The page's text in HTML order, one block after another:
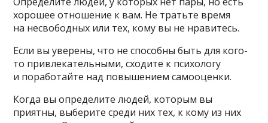
хорошее отношение к вам. Не тратьте время
на несвободных или тех, кому вы не нравитесь.
Если вы уверены, что не способны быть для кого-
то привлекательными, сходите к психологу
и поработайте над повышением самооценки.
Когда вы определите людей, которым вы
приятны, выберите среди них тех, к кому из них